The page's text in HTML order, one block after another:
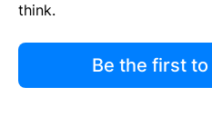
think.
Be the first